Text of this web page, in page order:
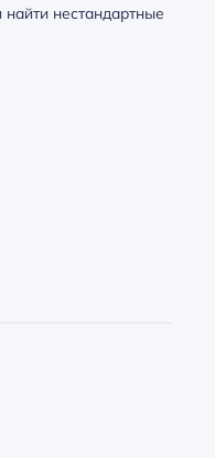
нестандартные